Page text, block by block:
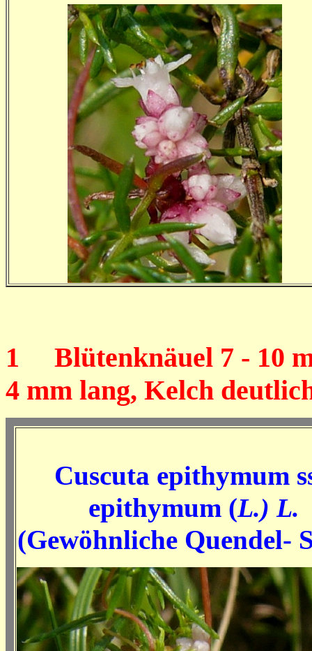
1 Blütenknäuel 7 - 10
4 mm lang, Kelch
Cuscuta epithymum
epithymum (L.) L.
(Gewöhnliche Quendel-